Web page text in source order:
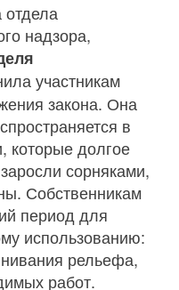
отдела
надзора,
участникам
закона. Она
в
которые долгое
сорняками,
Собственникам
период для
использованию:
рельефа,
работ.